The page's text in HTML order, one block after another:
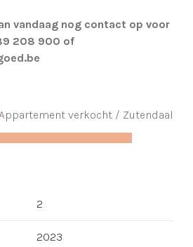
vandaag nog contact op voor
208 900 of
2
2023